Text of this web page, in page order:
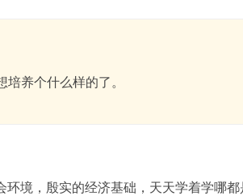
养个什么样的了。
境，殷实的经济基础，天天学着学哪